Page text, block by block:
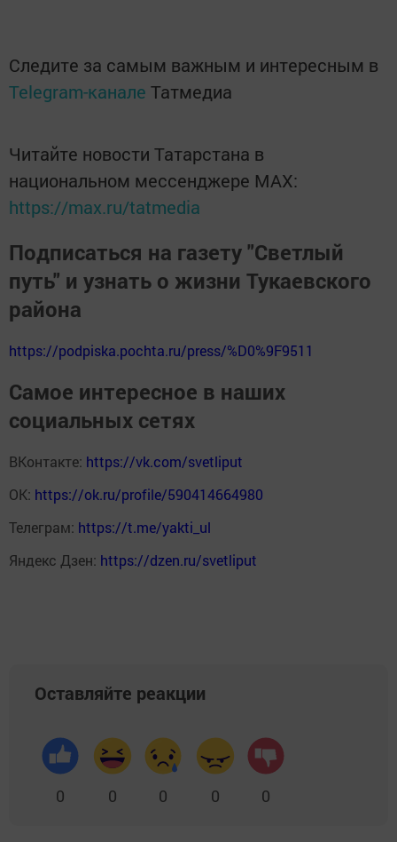
Следите за самым важным и интересным в
Telegram-канале Татмедиа
Читайте новости Татарстана в
национальном мессенджере MАХ:
https://max.ru/tatmedia
Подписаться на газету "Светлый
путь" и узнать о жизни Тукаевского
района
https://podpiska.pochta.ru/press/%D0%9F9511
Самое интересное в наших
социальных сетях
ВКонтакте: https://vk.com/svetliput
ОК: https://ok.ru/profile/590414664980
Телеграм: https://t.me/yakti_ul
Яндекс Дзен: https://dzen.ru/svetliput
Оставляйте реакции
0 0 0 0 0